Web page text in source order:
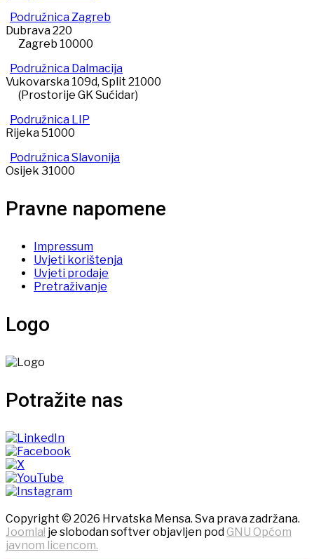
Podružnica Zagreb
Dubrava 220
Zagreb 10000
Podružnica Dalmacija
Vukovarska 109d, Split 21000
(Prostorije GK Sućidar)
Podružnica LIP
Rijeka 51000
Podružnica Slavonija
Osijek 31000
Pravne napomene
Impressum
Uvjeti korištenja
Uvjeti prodaje
Pretraživanje
Logo
Potražite nas
Copyright © 2026 Hrvatska Mensa. Sva prava zadržana.
Joomla! je slobodan softver objavljen pod GNU Općom
javnom licencom.